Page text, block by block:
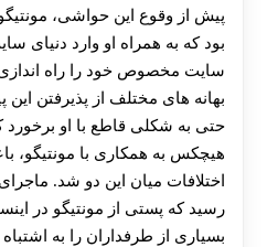
پیش از وقوع این حواشی،
بود که به همراه او وارد
سایت مخصوص خود را راه‌
بهانه‌ های مختلف از پذیرفتن این
حتی به شکلی قاطع با او
هیچکس به همکاری با مونتیگو،
اختلافات میان این دو شد.
رسید که پستی از مونتیگو در
بسیاری از طرفداران را به